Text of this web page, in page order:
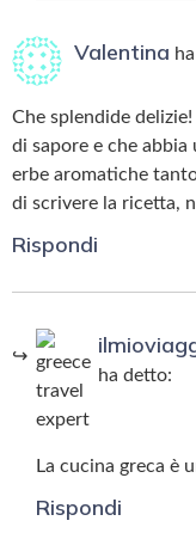
Valentina
Che splendide
di sapore e che
erbe aromatiche
di scrivere la ricetta,
Rispondi
ha detto:
La cucina greca è
Rispondi